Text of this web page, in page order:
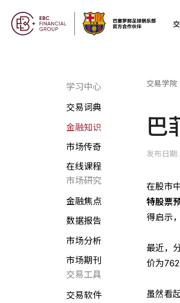
学习中心
交易词典
金融知识
市场传奇
在线课程
市场研究
金融焦点
数据报告
市场分析
市场期刊
交易工具
交易软件
交易学院
巴
发布日
在股市
特股票
得启示
最近，
价为
虽然看